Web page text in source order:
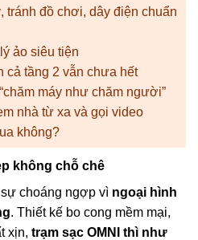
tránh đồ chơi, dây điện chuẩn
ảo siêu tiện
cả tầng 2 vẫn chưa hết
máy như chăm người”
nhà từ xa và gọi video
không?
không chỗ chê
choáng ngợp vì ngoại hình
. Thiết kế bo cong mềm mại,
xịn, trạm sạc OMNI thì như